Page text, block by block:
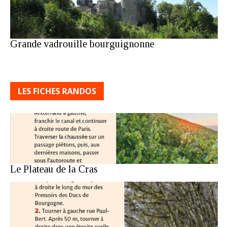
Grande vadrouille bourguignonne
LES FICHES RANDOS
Le Plateau de la Cras